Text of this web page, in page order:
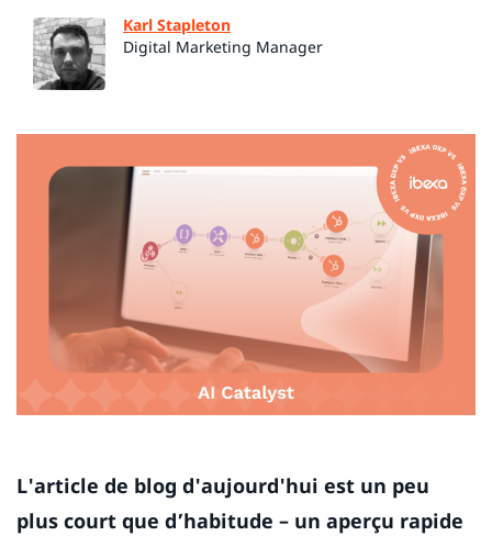
Karl Stapleton
Digital Marketing Manager
L'article de blog d'aujourd'hui est un peu
plus court que d’habitude – un aperçu rapide